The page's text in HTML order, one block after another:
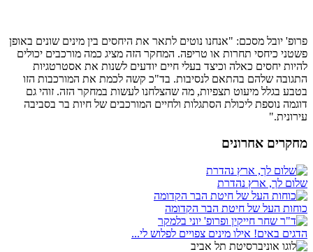
פרופ' יובל מסכם: "אנחנו נוטים לתאר את היחסים בין מינים שונים באופן
פשטני כיחסי תחרות או טריפה. המחקר הזה מציג כמה מורכבים יכולים
להיות יחסים כאלה וכיצד בעלי חיים יודעים לשנות את אסטרטגיות
התגובה שלהם בהתאם לנסיבות. בד"כ קשה לכמת את המורכבות הזו
בטבע בגלל מיעוט תצפיות, מה שהצלחנו לעשות במחקר הזה. זוהי גם
דוגמה נוספת ליכולת הסתגלות ולחיים המורכבים של חיות בר בסביבה
עירונית."
מחקרים אחרונים
שלום לך, ארץ נהדרת
כוחות העל של חיטת הבר הקדומה
הדגים באים! אילו מינים צפויים לפלוש לי...